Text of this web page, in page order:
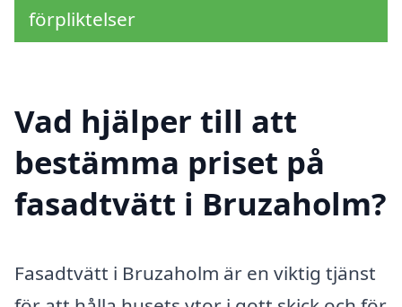
förpliktelser
Vad hjälper till att
bestämma priset på
fasadtvätt i Bruzaholm?
Fasadtvätt i Bruzaholm är en viktig tjänst